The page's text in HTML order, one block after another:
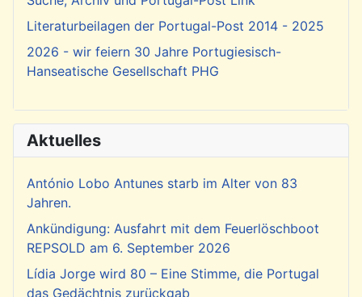
Literaturbeilagen der Portugal-Post 2014 - 2025
2026 - wir feiern 30 Jahre Portugiesisch-
Hanseatische Gesellschaft PHG
Aktuelles
António Lobo Antunes starb im Alter von 83
Jahren.
Ankündigung: Ausfahrt mit dem Feuerlöschboot
REPSOLD am 6. September 2026
Lídia Jorge wird 80 – Eine Stimme, die Portugal
das Gedächtnis zurückgab